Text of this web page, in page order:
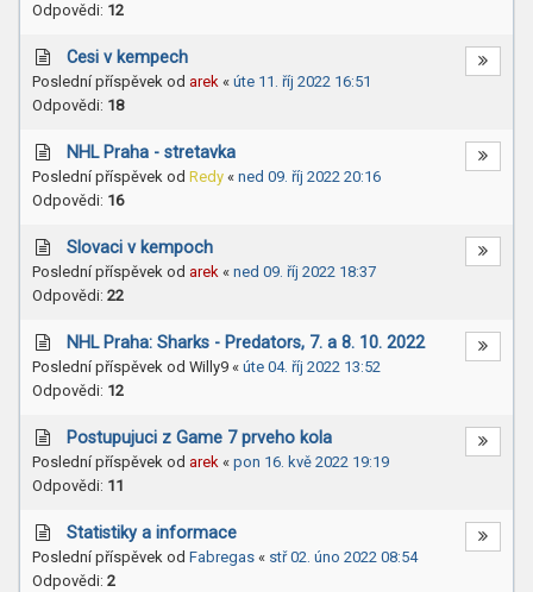
Odpovědi: 12
Cesi v kempech
Poslední příspěvek od arek « úte 11. říj 2022 16:51
Odpovědi: 18
NHL Praha - stretavka
Poslední příspěvek od Redy « ned 09. říj 2022 20:16
Odpovědi: 16
Slovaci v kempoch
Poslední příspěvek od arek « ned 09. říj 2022 18:37
Odpovědi: 22
NHL Praha: Sharks - Predators, 7. a 8. 10. 2022
Poslední příspěvek od Willy9 « úte 04. říj 2022 13:52
Odpovědi: 12
Postupujuci z Game 7 prveho kola
Poslední příspěvek od arek « pon 16. kvě 2022 19:19
Odpovědi: 11
Statistiky a informace
Poslední příspěvek od Fabregas « stř 02. úno 2022 08:54
Odpovědi: 2